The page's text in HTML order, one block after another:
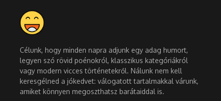
Célunk, hogy minden napra adjunk egy adag humort,
legyen szó rövid poénokról, klasszikus kategóriákról
vagy modern vicces történetekről. Nálunk nem kell
keresgélned a jókedvet: válogatott tartalmakkal várunk,
amiket könnyen megoszthatsz barátaiddal is.